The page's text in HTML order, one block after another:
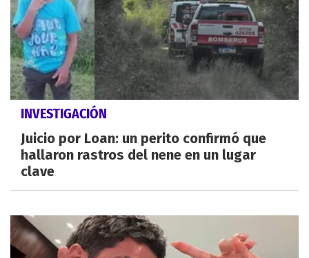
INVESTIGACIÓN
Juicio por Loan: un perito confirmó que
hallaron rastros del nene en un lugar
clave